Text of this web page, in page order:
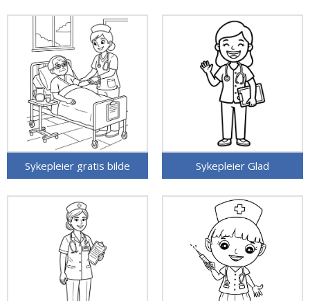
Sykepleier gratis bilde Sykepleier Glad